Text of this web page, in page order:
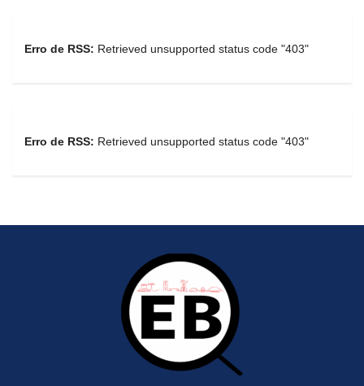
Erro de RSS: Retrieved unsupported status code "403"
Erro de RSS: Retrieved unsupported status code "403"